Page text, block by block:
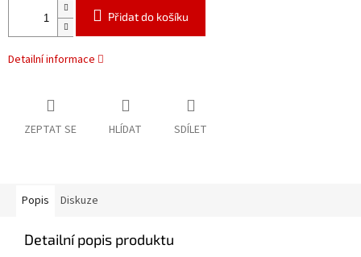
Přidat do košíku
Detailní informace
ZEPTAT SE HLÍDAT SDÍLET
Popis Diskuze
Detailní popis produktu